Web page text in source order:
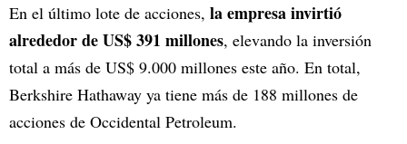
En el último lote de acciones, la empresa invirtió
alrededor de US$ 391 millones, elevando la inversión
total a más de US$ 9.000 millones este año. En total,
Berkshire Hathaway ya tiene más de 188 millones de
acciones de Occidental Petroleum.